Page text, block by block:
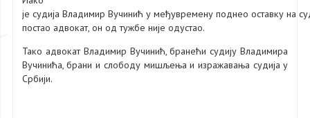
је судија Владимир Вучинић у међувремену поднео оставку на
постао адвокат, он од тужбе није одустао.
Тако адвокат Владимир Вучинић, бранећи судију Владимира
Вучинића, брани и слободу мишљења и изражавања судија у
Србији.